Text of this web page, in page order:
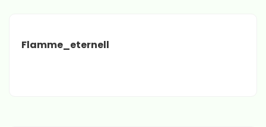
Flamme_eternell